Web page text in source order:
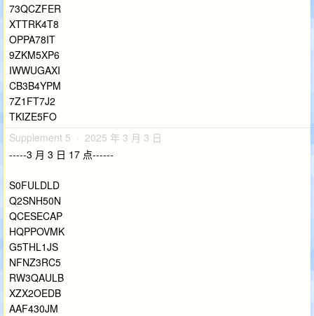
73QCZFER
XTTRK4T8
OPPA78IT
9ZKM5XP6
IWWUGAXI
CB3B4YPM
7Z1FT7J2
TKIZE5FO
Supplement 5 · 2025 年 3 月 3 日
-----3 月 3 日 17 点------
S0FULDLD
Q2SNH50N
QCESECAP
HQPPOVMK
G5THL1JS
NFNZ3RC5
RW3QAULB
XZX2OEDB
AAF430JM